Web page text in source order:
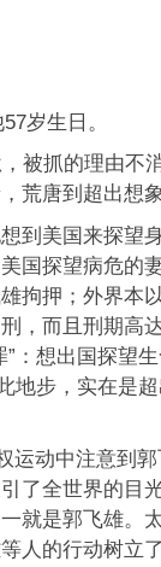
岁生日。
被抓的理由不
荒唐到超出想
到美国来探望
国探望病危的
拘押；外界本
，而且刑期高
：想出国探望
地步，实在是
运动中注意到
了全世界的目
就是郭飞雄。
人的行动树立